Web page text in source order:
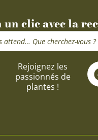
clic avec la
Rejoignez les
passionnés de
plantes !